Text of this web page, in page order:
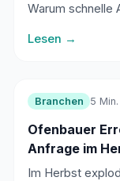
Warum schnelle
ein KI-
Lesen →
Branchen 5 Min.
Ofenbauer
Anfrage im
Im Herbst